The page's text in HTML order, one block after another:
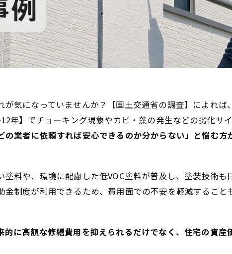
が気になっていませんか？【国土交通省の調査】によれ
年】でチョーキング現象やカビ・藻の発生などの劣化サ
業者に依頼すれば安心できるのか分からない」と悩む方
料や、環境に配慮した低VOC塗料が普及し、塗装技術
制度が利用できるため、費用面での不安を軽減すること
に高額な修繕費用を抑えられるだけでなく、住宅の資